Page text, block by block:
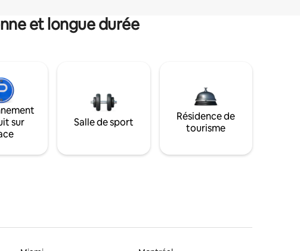
et longue durée
sur
Salle de sport
Résidence de
tourisme